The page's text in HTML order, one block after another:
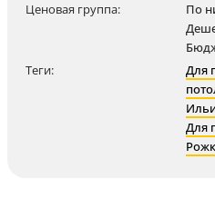
Ценовая группа:
По
Теги:
Для
Для